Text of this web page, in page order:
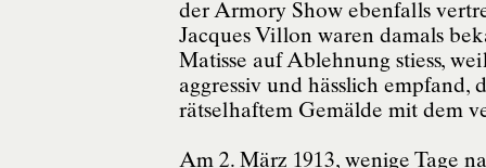
der Armory Show ebenfalls
Jacques Villon waren damals
Matisse auf Ablehnung stiess,
aggressiv und hässlich empfand,
rätselhaftem Gemälde mit dem
Am 2. März 1913, wenige Tage